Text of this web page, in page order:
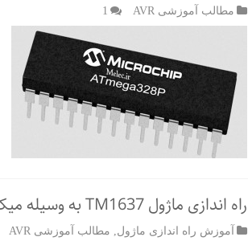
مطالب آموزشی AVR 1
راه اندازی ماژول TM1637 به وسیله میکروکنترلر AVR با کامپایلر بسکام
آموزش راه اندازی ماژول مطالب آموزشی AVR